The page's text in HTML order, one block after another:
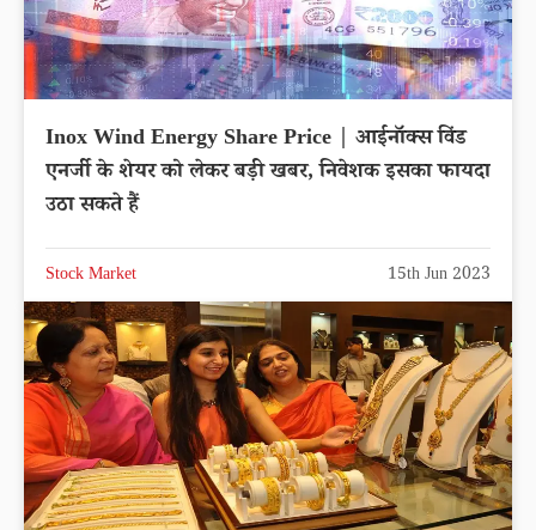
Inox Wind Energy Share Price | आईनॉक्स विंड
एनर्जी के शेयर को लेकर बड़ी खबर, निवेशक इसका फायदा
उठा सकते हैं
Stock Market 15th Jun 2023